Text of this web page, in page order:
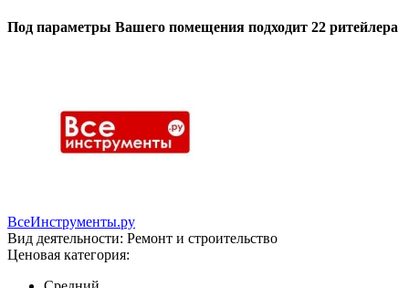
Под параметры Вашего помещения подходит 22 ритейлера
ВсеИнструменты.ру
Вид деятельности: Ремонт и строительство
Ценовая категория: